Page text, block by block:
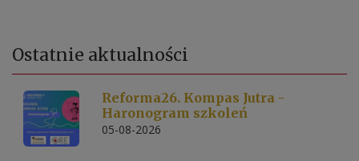
Ostatnie aktualności
Reforma26. Kompas Jutra -
Haronogram szkoleń
05-08-2026